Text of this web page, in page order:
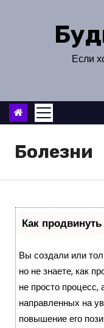
к
Если
Болезни
Как
Вы создали или
но не знаете, как
не просто
направленных на
повышение его